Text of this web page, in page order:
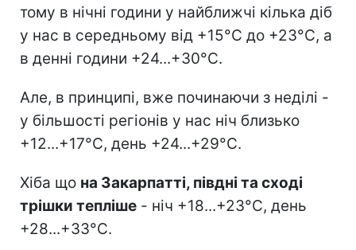
тому в нічні години у найближчі кілька діб
у нас в середньому від +15°С до +23°С, а
в денні години +24...+30°C.
Але, в принципі, вже починаючи з неділі -
у більшості регіонів у нас ніч близько
+12...+17°C, день +24...+29°C.
Хіба що на Закарпатті, півдні та сході
трішки тепліше - ніч +18...+23°C, день
+28...+33°C.